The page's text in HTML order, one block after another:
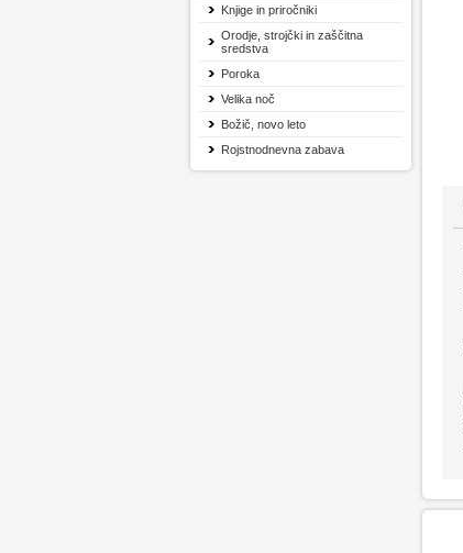
Knjige in priročniki
Orodje, strojčki in zaščitna
sredstva
Poroka
Velika noč
Božič, novo leto
Rojstnodnevna zabava